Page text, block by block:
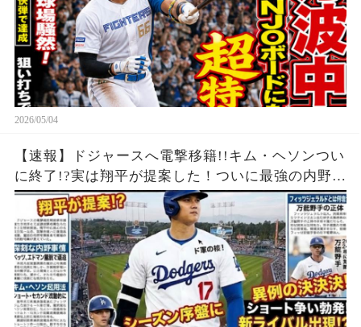
2026/05/04
【速報】ドジャースへ電撃移籍!!キム・ヘソンつい
に終了!?実は翔平が提案した！ついに最強の内野布
陣が揃ってしまう!